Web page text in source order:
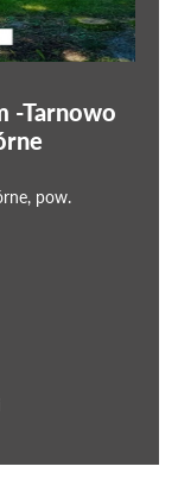
-Tarnowo
pow.